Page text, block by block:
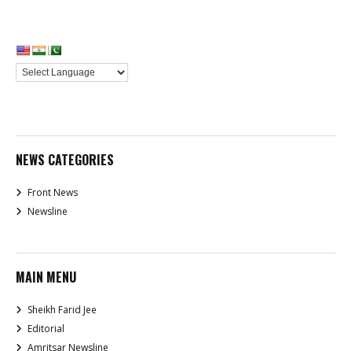
NEWS CATEGORIES
Front News
Newsline
MAIN MENU
Sheikh Farid Jee
Editorial
Amritsar Newsline